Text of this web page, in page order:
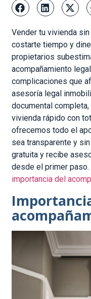
Vender tu vivienda
costarte tiempo y
propietarios
acompañamiento
complicaciones que
asesoría legal
documental
vivienda rápido con
ofrecemos todo el
sea transparente y
gratuita y recibe
desde el primer paso.
importancia del